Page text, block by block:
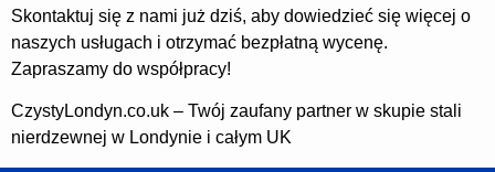
Skontaktuj się z nami już dziś, aby dowiedzieć się więcej o
naszych usługach i otrzymać bezpłatną wycenę.
Zapraszamy do współpracy!
CzystyLondyn.co.uk – Twój zaufany partner w skupie stali
nierdzewnej w Londynie i całym UK